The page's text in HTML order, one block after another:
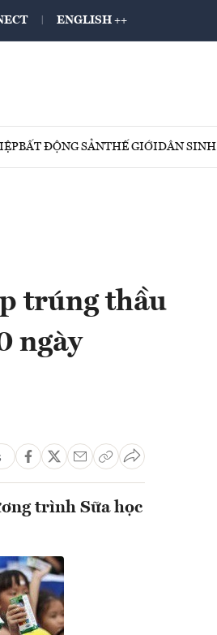
ENGLISH ++
BẤT ĐỘNG SẢNTHẾ GIỚIDÂN SINH
trúng thầu
ngày
trình Sữa học